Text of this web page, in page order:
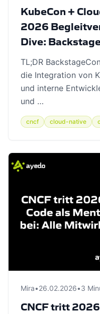
KubeCon +
2026
Dive:
TL;DR
die Integration von
und interne
und …
cncf cloud-native
Mira•26.02.2026•3
CNCF tritt